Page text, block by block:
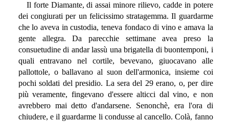
Il forte Diamante, di assai minore rilievo, cadde in potere
dei congiurati per un felicissimo stratagemma. Il guardarme
che lo aveva in custodia, teneva fondaco di vino e amava la
gente allegra. Da parecchie settimane avea preso la
consuetudine di andar lassù una brigatella di buontemponi, i
quali entravano nel cortile, bevevano, giuocavano alle
pallottole, o ballavano al suon dell'armonica, insieme coi
pochi soldati del presidio. La sera del 29 erano, o, per dire
più veramente, fingevano d'essere alticci dal vino, e non
avrebbero mai detto d'andarsene. Senonchè, era l'ora di
chiudere, e il guardarme li condusse al cancello. Colà, fanno